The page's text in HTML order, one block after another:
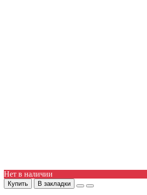
Нет в наличии
Купить В закладки